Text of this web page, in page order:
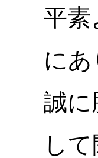
平素
に
誠に
し